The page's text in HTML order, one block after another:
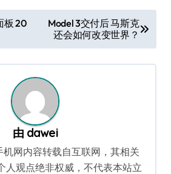
板 20
Model 3交付后 马斯克
还会如何改变世界？
由 dawei
机网内容转载自互联网，其相关
人观点绝非权威，不代表本站立